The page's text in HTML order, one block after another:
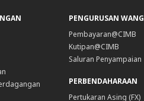
PENGURUSAN WANG
Pembayaran@CIMB
Kutipan@CIMB
Saluran Penyampaian
PERBENDAHARAAN
Pertukaran Asing (FX)